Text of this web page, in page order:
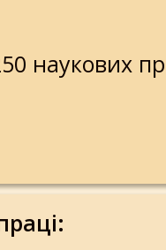
наукових